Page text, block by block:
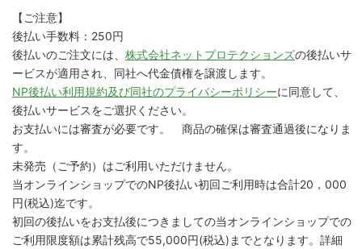
【ご注意】
後払い手数料：250円
後払いのご注文には、 株式会社ネットプロテクションズの後払いサ
ービスが適用され、同社へ代金債権を譲渡します。
NP後払い利用規約及び同社のプライバシーポリシーに同意して、
後払いサービスをご選択ください。
お支払いには審査が必要です。 商品の確保は審査通過後になりま
す。
未発売（ご予約）はご利用いただけません。
当オンラインショップでのNP後払い初回ご利用時は合計20，000
円(税込)迄です。
初回の後払いをお支払後につきましての当オンラインショップでの
ご利用限度額は累計残高で55,000円(税込)までとなります。詳細